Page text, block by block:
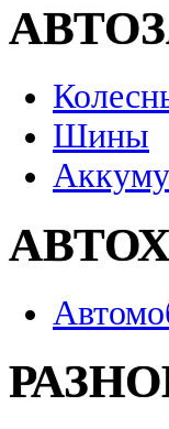
Шины